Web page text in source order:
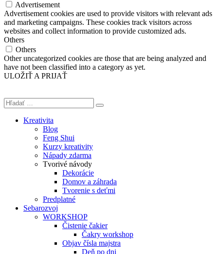
Advertisement
Advertisement cookies are used to provide visitors with relevant ads
and marketing campaigns. These cookies track visitors across
websites and collect information to provide customized ads.
Others
Others
Other uncategorized cookies are those that are being analyzed and
have not been classified into a category as yet.
ULOŽIŤ A PRIJAŤ
Kreativita
Blog
Feng Shui
Kurzy kreativity
Nápady zdarma
Tvorivé návody
Dekorácie
Domov a záhrada
Tvorenie s deťmi
Predplatné
Sebarozvoj
WORKSHOP
Čistenie čakier
Čakry workshop
Objav čísla majstra
Deň po dni